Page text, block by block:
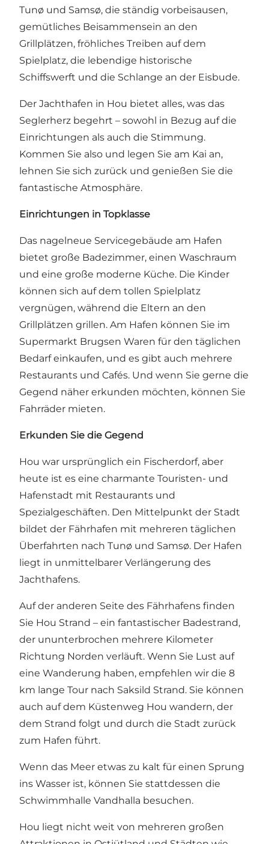
Tunø und Samsø, die ständig vorbeisausen,
gemütliches Beisammensein an den
Grillplätzen, fröhliches Treiben auf dem
Spielplatz, die lebendige historische
Schiffswerft und die Schlange an der Eisbude.
Der Jachthafen in Hou bietet alles, was das
Seglerherz begehrt – sowohl in Bezug auf die
Einrichtungen als auch die Stimmung.
Kommen Sie also und legen Sie am Kai an,
lehnen Sie sich zurück und genießen Sie die
fantastische Atmosphäre.
Einrichtungen in Topklasse
Das nagelneue Servicegebäude am Hafen
bietet große Badezimmer, einen Waschraum
und eine große moderne Küche. Die Kinder
können sich auf dem tollen Spielplatz
vergnügen, während die Eltern an den
Grillplätzen grillen. Am Hafen können Sie im
Supermarkt Brugsen Waren für den täglichen
Bedarf einkaufen, und es gibt auch mehrere
Restaurants und Cafés. Und wenn Sie gerne die
Gegend näher erkunden möchten, können Sie
Fahrräder mieten.
Erkunden Sie die Gegend
Hou war ursprünglich ein Fischerdorf, aber
heute ist es eine charmante Touristen- und
Hafenstadt mit Restaurants und
Spezialgeschäften. Den Mittelpunkt der Stadt
bildet der Fährhafen mit mehreren täglichen
Überfahrten nach Tunø und Samsø. Der Hafen
liegt in unmittelbarer Verlängerung des
Jachthafens.
Auf der anderen Seite des Fährhafens finden
Sie Hou Strand – ein fantastischer Badestrand,
der ununterbrochen mehrere Kilometer
Richtung Norden verläuft. Wenn Sie Lust auf
eine Wanderung haben, empfehlen wir die 8
km lange Tour nach Saksild Strand. Sie können
auch auf dem Küstenweg Hou wandern, der
dem Strand folgt und durch die Stadt zurück
zum Hafen führt.
Wenn das Meer etwas zu kalt für einen Sprung
ins Wasser ist, können Sie stattdessen die
Schwimmhalle Vandhalla besuchen.
Hou liegt nicht weit von mehreren großen